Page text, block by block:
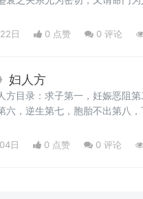
。
日 0 点赞 0 评论
妇人方
方目录：求子第一，妊娠恶阻
六，逆生第七，胞胎不出第八
不通第十九，赤白带下崩中漏
日 0 点赞 0 评论